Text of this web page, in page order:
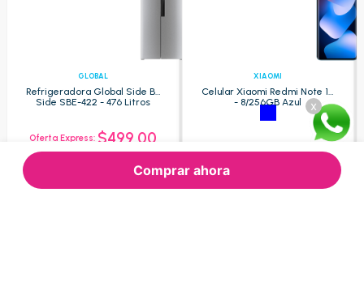
x
Comprar ahora
GLOBAL
Refrigeradora Global Side By
Side SBE-422 - 476 Litros
Oferta Express: $499.00
Oferta: $609.52
XIAOMI
Celular Xiaomi Redmi Note 15
- 8/256GB Azul
$310.01